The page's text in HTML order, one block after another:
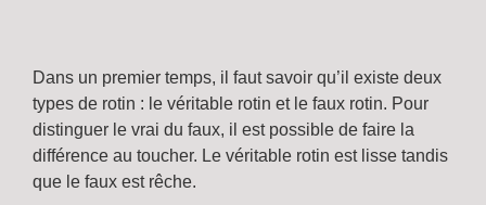
Dans un premier temps, il faut savoir qu’il existe deux
types de rotin : le véritable rotin et le faux rotin. Pour
distinguer le vrai du faux, il est possible de faire la
différence au toucher. Le véritable rotin est lisse tandis
que le faux est rêche.